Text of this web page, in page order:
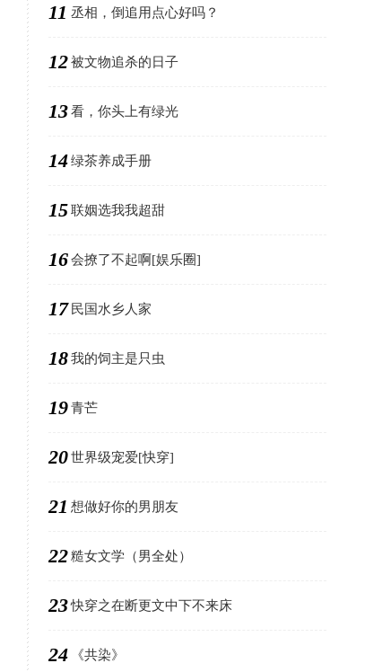
11 丞相，倒追用点心好吗？
12被文物追杀的日子
13看，你头上有绿光
14绿茶养成手册
15联姻选我我超甜
16会撩了不起啊[娱乐圈]
17 民国水乡人家
18我的饲主是只虫
19青芒
20世界级宠爱[快穿]
21 想做好你的男朋友
22糙女文学（男全处）
23快穿之在断更文中下不来床
24 《共染》